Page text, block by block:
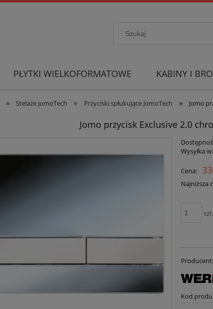
PŁYTKI WIELKOFORMATOWE KABINY I
» Stelaże JomoTech » Przyciski spłukujące JomoTech » Jomo
Jomo przycisk Exclusive 2.0
Wysyłka w:
Cena:
Najniższa
Kod